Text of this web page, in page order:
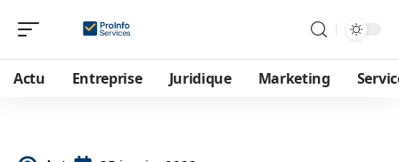
Actu Entreprise Juridique Marketing